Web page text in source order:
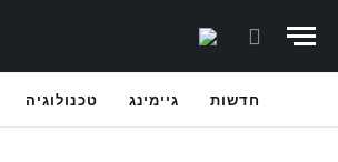
חדשות גיימינג טכנולוגיה